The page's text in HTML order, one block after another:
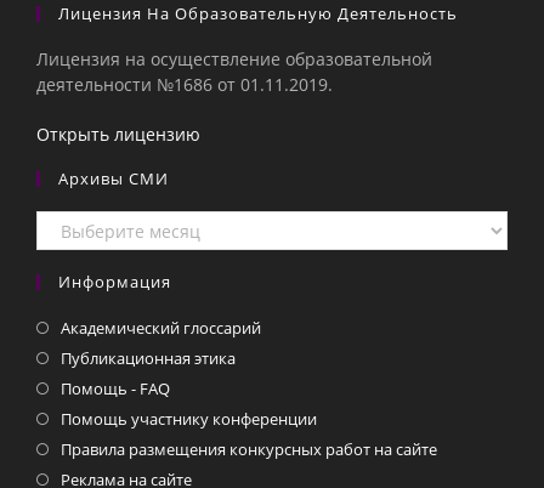
Лицензия На Образовательную Деятельность
Лицензия на осуществление образовательной
деятельности №1686 от 01.11.2019.
Открыть лицензию
Архивы СМИ
Архивы
СМИ
Информация
Академический глоссарий
Публикационная этика
Помощь - FAQ
Помощь участнику конференции
Правила размещения конкурсных работ на сайте
Реклама на сайте